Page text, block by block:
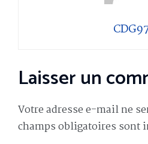
Laisser un
Votre adresse e-mail ne
champs obligatoires sont